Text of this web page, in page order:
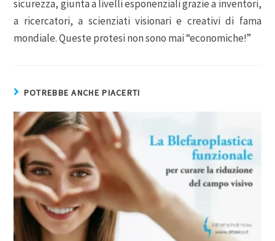
sicurezza, giunta a livelli esponenziali grazie a inventori,
a ricercatori, a scienziati visionari e creativi di fama
mondiale. Queste protesi non sono mai “economiche!”
POTREBBE ANCHE PIACERTI